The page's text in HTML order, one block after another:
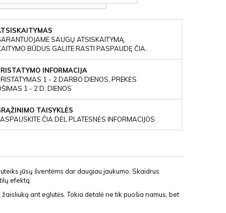
SAUGŲ ATSISKAITYMĄ.
BŪDUS GALITE RASTI PASPAUDĘ ČIA..
INFORMACIJA
1 - 2 DARBO DIENOS, PREKĖS
1 - 2 D. DIENOS
TAISYKLĖS
ČIA DĖL PLATESNĖS INFORMACIJOS
jūsų šventėms dar daugiau jaukumo. Skaidrus
efektą.
ant eglutės. Tokia detalė ne tik puošia namus, bet